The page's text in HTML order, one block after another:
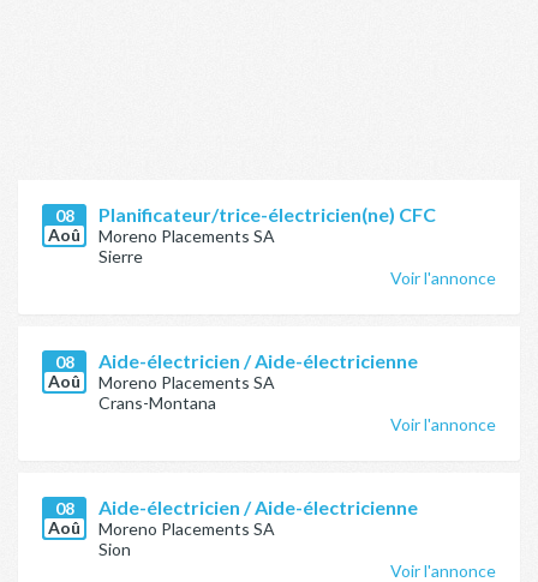
08
Aoû
Planificateur/trice-électricien(ne) CFC
Moreno Placements SA
Sierre
Voir l'annonce
08
Aoû
Aide-électricien / Aide-électricienne
Moreno Placements SA
Crans-Montana
Voir l'annonce
08
Aoû
Aide-électricien / Aide-électricienne
Moreno Placements SA
Sion
Voir l'annonce